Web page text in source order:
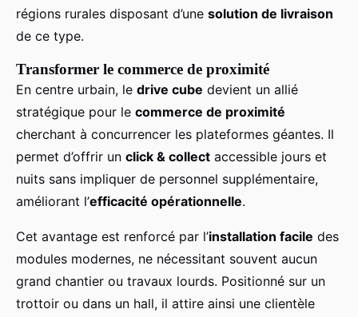
régions rurales disposant d’une solution de livraison
de ce type.
Transformer le commerce de proximité
En centre urbain, le drive cube devient un allié
stratégique pour le commerce de proximité
cherchant à concurrencer les plateformes géantes. Il
permet d’offrir un click & collect accessible jours et
nuits sans impliquer de personnel supplémentaire,
améliorant l’efficacité opérationnelle.
Cet avantage est renforcé par l’installation facile des
modules modernes, ne nécessitant souvent aucun
grand chantier ou travaux lourds. Positionné sur un
trottoir ou dans un hall, il attire ainsi une clientèle